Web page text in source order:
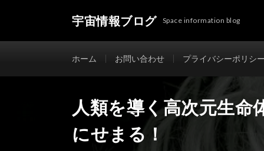
宇宙情報ブログ Space information blog
ホーム お問い合わせ プライバシーポリシ
人類を導く高次元生命
にせまる！